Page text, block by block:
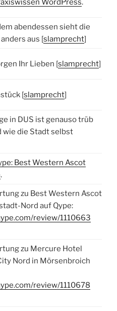
WordPress.
abendessen sieht die
aus [slamprecht]
Ihr Lieben [slamprecht]
[slamprecht]
in DUS ist genauso trüb
wie die Stadt selbst
Best Western Ascot
.
zu Best Western Ascot
Nord auf Qype:
review/1110663
zu Mercure Hotel
Nord in Mörsenbroich
review/1110678